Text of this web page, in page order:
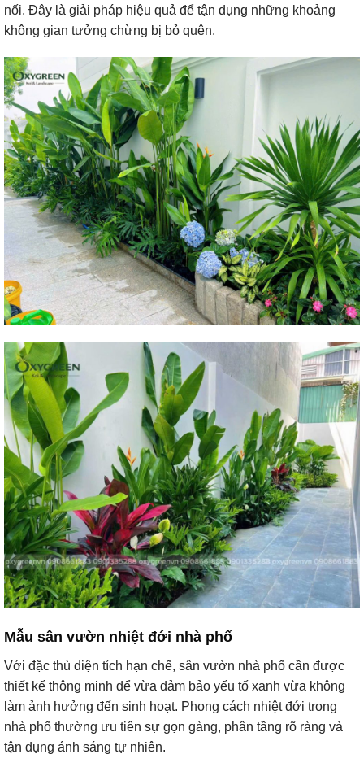
nối. Đây là giải pháp hiệu quả để tận dụng những khoảng
không gian tưởng chừng bị bỏ quên.
Mẫu sân vườn nhiệt đới nhà phố
Với đặc thù diện tích hạn chế, sân vườn nhà phố cần được
thiết kế thông minh để vừa đảm bảo yếu tố xanh vừa không
làm ảnh hưởng đến sinh hoạt. Phong cách nhiệt đới trong
nhà phố thường ưu tiên sự gọn gàng, phân tầng rõ ràng và
tận dụng ánh sáng tự nhiên.